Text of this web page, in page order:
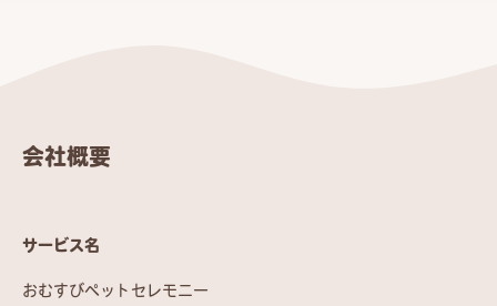
会社概要
サービス名
おむすびペットセレモニー